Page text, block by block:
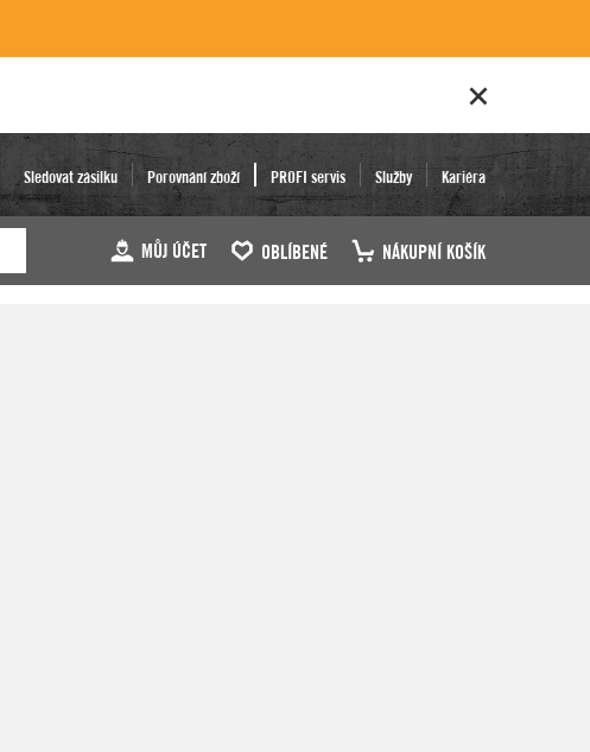
Sledovat zásilku Porovnání zboží PROFI servis Služby Kariéra
MŮJ ÚČET OBLÍBENÉ NÁKUPNÍ KOŠÍK